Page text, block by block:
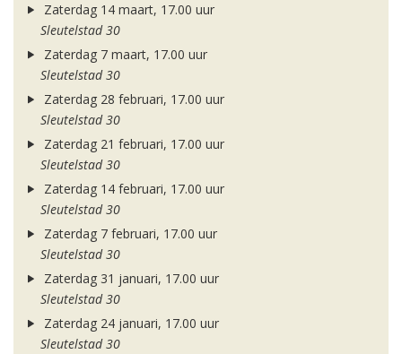
Zaterdag 14 maart, 17.00 uur
Sleutelstad 30
Zaterdag 7 maart, 17.00 uur
Sleutelstad 30
Zaterdag 28 februari, 17.00 uur
Sleutelstad 30
Zaterdag 21 februari, 17.00 uur
Sleutelstad 30
Zaterdag 14 februari, 17.00 uur
Sleutelstad 30
Zaterdag 7 februari, 17.00 uur
Sleutelstad 30
Zaterdag 31 januari, 17.00 uur
Sleutelstad 30
Zaterdag 24 januari, 17.00 uur
Sleutelstad 30